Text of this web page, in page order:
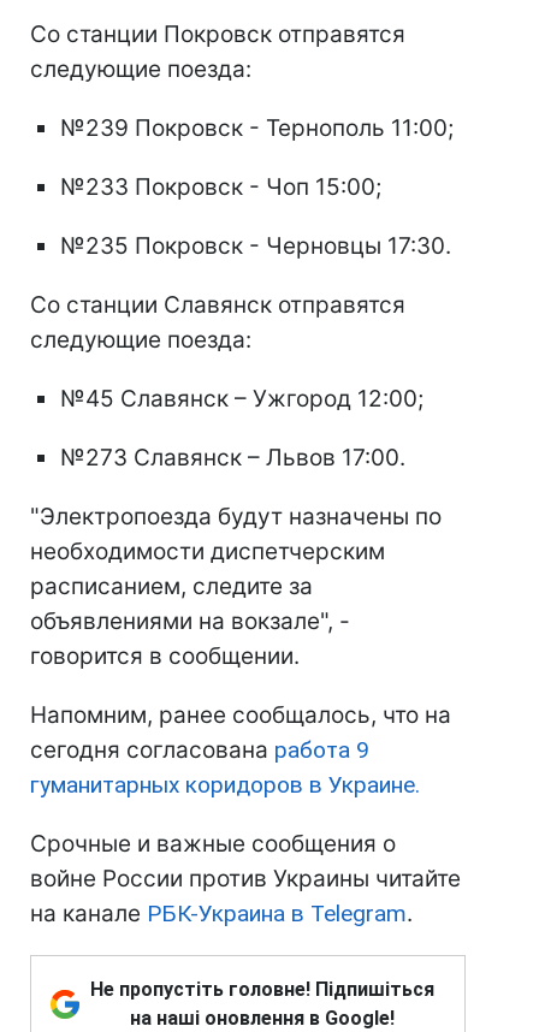
Со станции Покровск отправятся
следующие поезда:
№239 Покровск - Тернополь 11:00;
№233 Покровск - Чоп 15:00;
№235 Покровск - Черновцы 17:30.
Со станции Славянск отправятся
следующие поезда:
№45 Славянск – Ужгород 12:00;
№273 Славянск – Львов 17:00.
"Электропоезда будут назначены по
необходимости диспетчерским
расписанием, следите за
объявлениями на вокзале", -
говорится в сообщении.
Напомним, ранее сообщалось, что на
сегодня согласована работа 9
гуманитарных коридоров в Украине.
Срочные и важные сообщения о
войне России против Украины читайте
на канале РБК-Украина в Telegram.
Не пропустіть головне! Підпишіться
на наші оновлення в Google!